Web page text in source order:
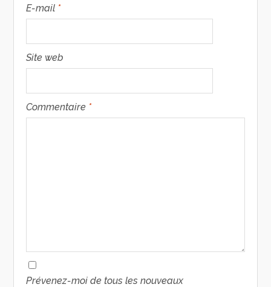
E-mail *
Site web
Commentaire *
Prévenez-moi de tous les nouveaux